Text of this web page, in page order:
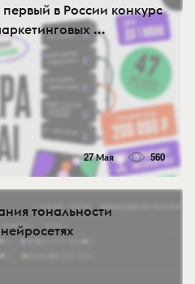
в России конкурс
...
27 Мая 560
тональности